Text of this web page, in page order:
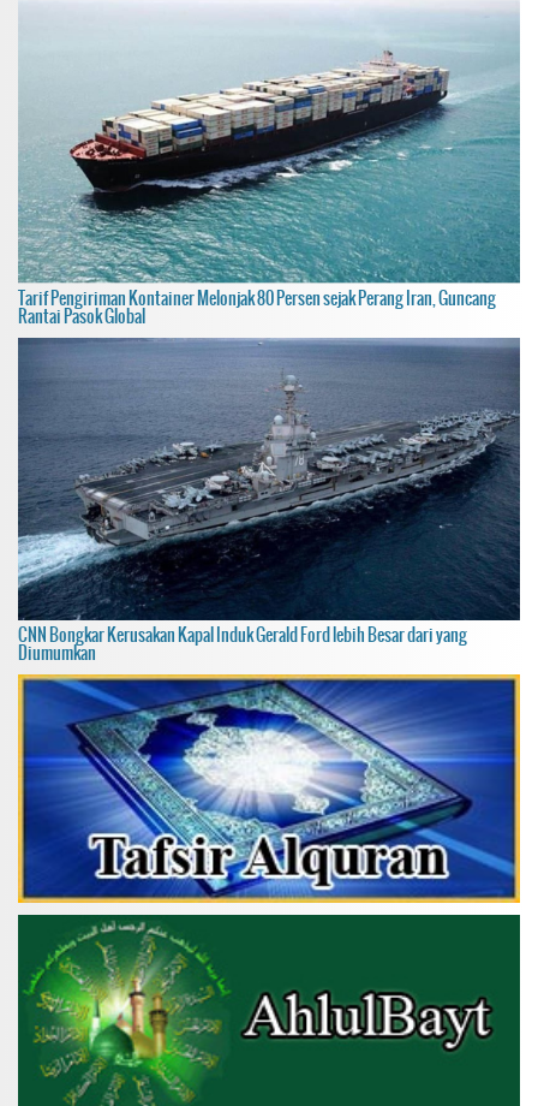
Tarif Pengiriman Kontainer Melonjak 80 Persen sejak Perang Iran, Guncang
Rantai Pasok Global
CNN Bongkar Kerusakan Kapal Induk Gerald Ford lebih Besar dari yang
Diumumkan